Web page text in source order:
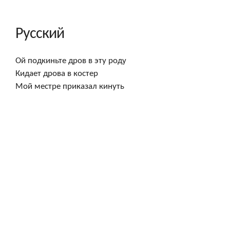
Русский
Ой подкиньте дров в эту роду
Кидает дрова в костер
Мой местре приказал кинуть